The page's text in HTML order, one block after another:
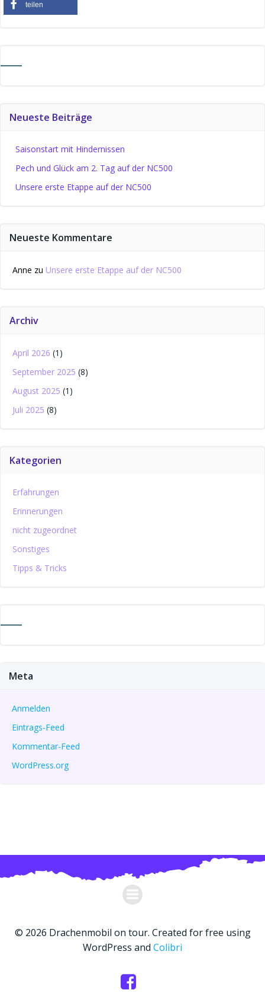
teilen
Neueste Beiträge
Saisonstart mit Hindernissen
Pech und Glück am 2. Tag auf der NC500
Unsere erste Etappe auf der NC500
Neueste Kommentare
Anne zu Unsere erste Etappe auf der NC500
Archiv
April 2026 (1)
September 2025 (8)
August 2025 (1)
Juli 2025 (8)
Kategorien
Erfahrungen
Erinnerungen
nicht zugeordnet
Sonstiges
Tipps & Tricks
Meta
Anmelden
Eintrags-Feed
Kommentar-Feed
WordPress.org
© 2026 Drachenmobil on tour. Created for free using
WordPress and Colibri